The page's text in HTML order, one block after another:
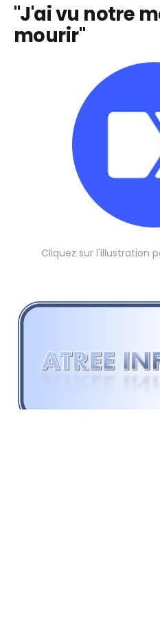
"J'ai vu notre
mourir"
Cliquez sur l'illustration